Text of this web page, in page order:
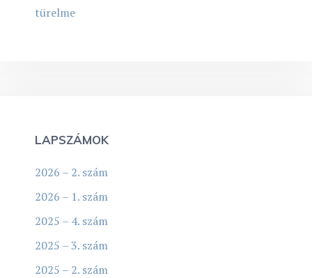
türelme
LAPSZÁMOK
2026 – 2. szám
2026 – 1. szám
2025 – 4. szám
2025 – 3. szám
2025 – 2. szám